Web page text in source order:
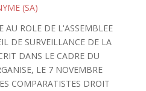
(SA)
AU ROLE DE L'ASSEMBLEE
DE SURVEILLANCE DE LA
DANS LE CADRE DU
LE 7 NOVEMBRE
COMPARATISTES DROIT